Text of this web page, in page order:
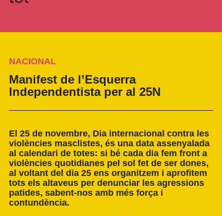
NACIONAL
Manifest de l’Esquerra
Independentista per al 25N
El 25 de novembre, Dia internacional contra les
violències masclistes, és una data assenyalada
al calendari de totes: si bé cada dia fem front a
violències quotidianes pel sol fet de ser dones,
al voltant del dia 25 ens organitzem i aprofitem
tots els altaveus per denunciar les agressions
patides, sabent-nos amb més força i
contundència.